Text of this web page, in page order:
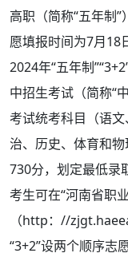
高职（简称“五年制”
愿填报时间为7月18
2024年“五年制
中招生考试（简称“
考试统考科目（语
治、历史、体育和
730分，划定最低录
考生可在“河南省职
（http：//
“3+2”设两个顺序志